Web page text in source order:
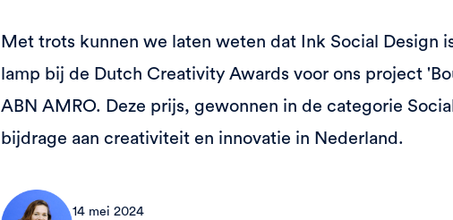
Met trots kunnen we laten weten dat Ink Social Design
lamp bij de Dutch Creativity Awards voor ons project
ABN AMRO. Deze prijs, gewonnen in de categorie
bijdrage aan creativiteit en innovatie in Nederland.
14 mei 2024